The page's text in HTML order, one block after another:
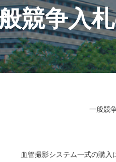
競争入
一般競
血管撮影システム一式の購入